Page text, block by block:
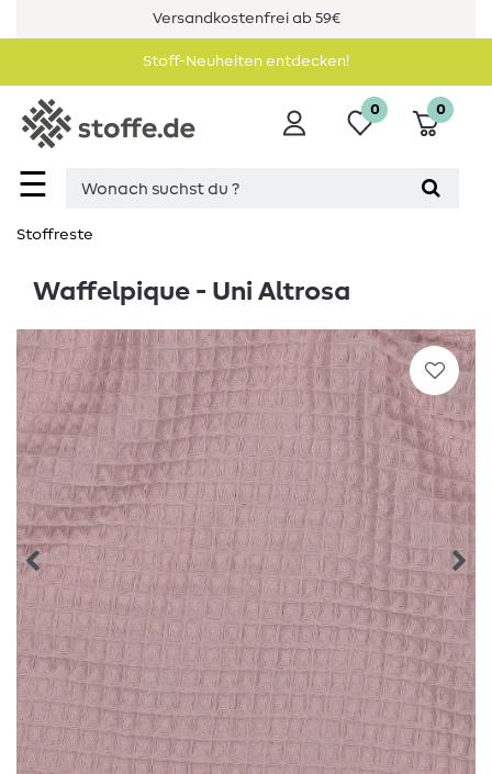
Versandkostenfrei ab 59€
Stoff-Neuheiten entdecken!
☰
0 0
Stoffreste
Waffelpique - Uni Altrosa